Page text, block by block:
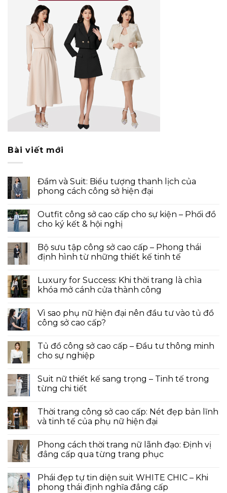
Bài viết mới
Đầm và Suit: Biểu tượng thanh lịch của
phong cách công sở hiện đại
Outfit công sở cao cấp cho sự kiện – Phối đồ
cho ký kết & hội nghị
Bộ sưu tập công sở cao cấp – Phong thái
định hình từ những thiết kế tinh tế
Luxury for Success: Khi thời trang là chìa
khóa mở cánh cửa thành công
Vì sao phụ nữ hiện đại nên đầu tư vào tủ đồ
công sở cao cấp?
Tủ đồ công sở cao cấp – Đầu tư thông minh
cho sự nghiệp
Suit nữ thiết kế sang trọng – Tinh tế trong
từng chi tiết
Thời trang công sở cao cấp: Nét đẹp bản lĩnh
và tinh tế của phụ nữ hiện đại
Phong cách thời trang nữ lãnh đạo: Định vị
đẳng cấp qua từng trang phục
Phái đẹp tự tin diện suit WHITE CHIC – Khi
phong thái định nghĩa đẳng cấp